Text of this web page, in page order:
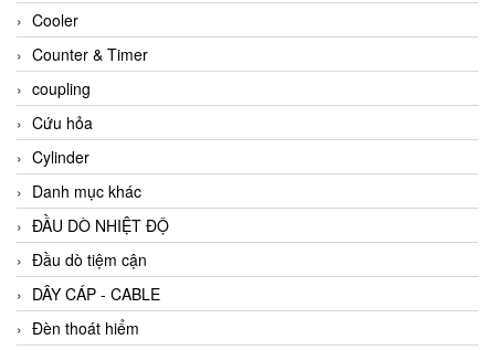
Cooler
Counter & Timer
coupling
Cứu hỏa
Cylinder
Danh mục khác
ĐẦU DÒ NHIỆT ĐỘ
Đầu dò tiệm cận
DÂY CÁP - CABLE
Đèn thoát hiểm